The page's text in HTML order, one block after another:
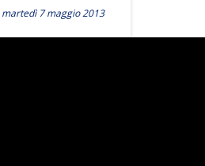
martedì 7 maggio 2013